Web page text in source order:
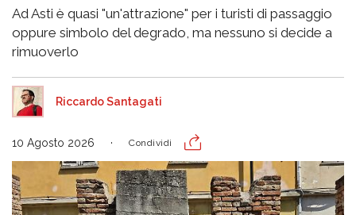
Ad Asti è quasi "un'attrazione" per i turisti di passaggio
oppure simbolo del degrado, ma nessuno si decide a
rimuoverlo
Riccardo Santagati
10 Agosto 2026 Condividi